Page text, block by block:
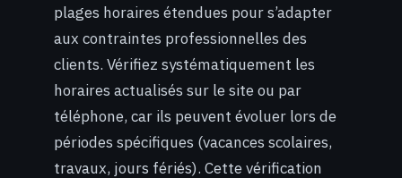
plages horaires étendues pour s’adapter
aux contraintes professionnelles des
clients. Vérifiez systématiquement les
horaires actualisés sur le site ou par
téléphone, car ils peuvent évoluer lors de
périodes spécifiques (vacances scolaires,
travaux, jours fériés). Cette vérification